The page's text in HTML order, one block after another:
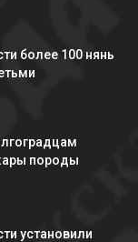
более 100 нянь
породы
установили